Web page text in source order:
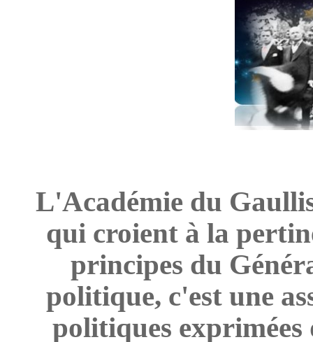
L'Académie du
qui croient à la
principes du
politique, c'est une
politiques exprimées